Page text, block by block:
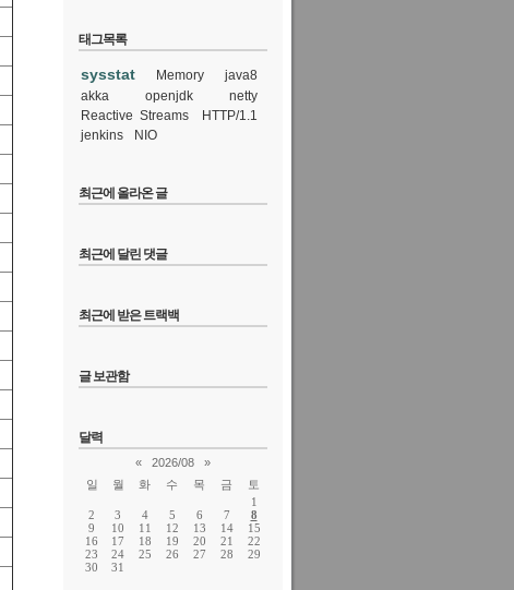
태그목록
sysstat Memory
java8
akka
openjdk
netty
Reactive Streams
HTTP/1.1
jenkins
NIO
최근에 올라온 글
최근에 달린 댓글
최근에 받은 트랙백
글 보관함
달력
« 2026/08
»
일
월 화 수 목 금
토
1
2
3 4 5 6 7
8
9
10 11 12 13 14
15
16
17 18 19 20 21
22
23
24 25 26 27 28
29
30
31